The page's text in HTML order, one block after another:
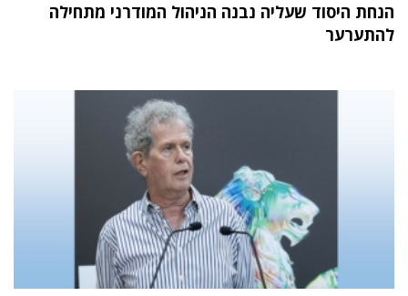
הנחת היסוד שעליה נבנה הניהול המודרני מתחילה
להתערער